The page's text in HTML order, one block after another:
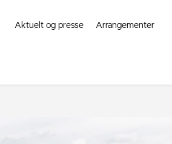
Aktuelt og presse Arrangementer